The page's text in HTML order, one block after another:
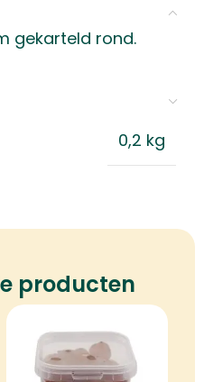
gekarteld rond.
0,2 kg
producten